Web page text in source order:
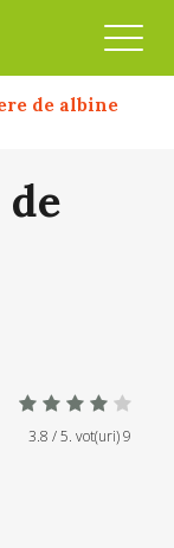
de albine
3.8 / 5. vot(uri)9